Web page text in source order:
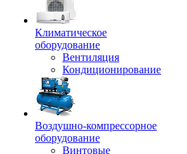
Климатическое
оборудование
Вентиляция
Кондиционирование
Воздушно-компрессорное
оборудование
Винтовые